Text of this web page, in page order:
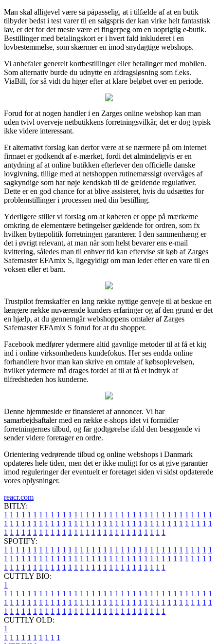
Man skal alligevel være så påpasselig, at i tilfælde af at en butik
tilbyder bedst i test varer til en salgspris der kan virke helt fantastisk
lav, er det for det meste være et fingerpeg om en uoprigtig e-butik.
Bestillinger med betalingskort er i hvert fald inkluderet i en
lovbestemmelse, som skærmer en imod snydagtige webshops.
Vi anbefaler generelt kortbestillinger eller betalinger med mobilen.
Som alternativ burde du udnytte en afdragsløsning som f.eks.
ViaBill, for så vidt du higer efter at klare beløbet over en periode.
Forud for at nogen handler i en Zarges online webshop kan man
uden tvivl overveje netbutikkens forretningsvilkår, det er dog typisk
ikke videre interessant.
Et alternativt forslag kan derfor være at se nærmere på om internet
firmaet er godkendt af e-mærket, fordi det almindeligvis er en
antydning af at online butikken efterlever den officielle danske
lovgivning, tillige med at netshoppen rutinemæssigt overvåges af
sagkyndige som har nøje kendskab til de gældende regulativer.
Dette er en god chance for at blive assisteret, hvis du udsættes for
problemstillinger i processen med din bestilling.
Yderligere stiller vi forslag om at køberen er oppe på mærkerne
omkring de elementære betingelser gældende for ordren, som fx
hvilken byttepolitik forretningen garanterer. I den sammenhæng er
det i øvrigt relevant, at man når som helst bevarer ens e-mail
kvittering, således man til enhver tid kan eftervise sit køb af Zarges
Safemaster EFAmix S, ligegyldigt om man leder efter en vare til en
voksen eller et barn.
Trustpilot fremskaffer en lang række nyttige genveje til at beskue en
længere række nuværende kunders erfaringer og af den grund er det
en hjælp, at du gennemgår webshoppens omtaler af Zarges
Safemaster EFAmix S forud for at du shopper.
Facebook medfører ydermere altid gavnlige metoder til at få et kig
ind i online virksomhedens kundefokus. Her ses endda online
forhandlere hvor man kan skrive en omtale af købsoplevelsen,
hvilket ydermere må drages fordel af til at få et indtryk af
tilfredsheden hos kunderne.
Denne hjemmeside er finansieret af annoncer. Vi har
samarbejdsaftaler med en række e-shops idet vi formidler
forretningernes tilbud, og får godtgørelse ifald den besøgende vi
sender videre foretager en ordre.
Orientering vedrørende tilbud og online webshops i Danmark
opdateres hele tiden, men det er ikke muligt for os at give garantier
imod reguleringer der eventuelt er foretaget siden vi sidst opdaterede
vores oplysninger.
reacr.com
BITLY:
1 1 1 1 1 1 1 1 1 1 1 1 1 1 1 1 1 1 1 1 1 1 1 1 1 1 1 1 1 1 1 1 1 1 1 1
1 1 1 1 1 1 1 1 1 1 1 1 1 1 1 1 1 1 1 1 1 1 1 1 1 1 1 1 1 1 1 1 1 1 1 1
1 1 1 1 1 1 1 1 1 1 1 1 1 1 1 1 1 1 1 1 1 1 1 1 1 1 1 1
SPOTIFY:
1 1 1 1 1 1 1 1 1 1 1 1 1 1 1 1 1 1 1 1 1 1 1 1 1 1 1 1 1 1 1 1 1 1 1 1
1 1 1 1 1 1 1 1 1 1 1 1 1 1 1 1 1 1 1 1 1 1 1 1 1 1 1 1 1 1 1 1 1 1 1 1
1 1 1 1 1 1 1 1 1 1 1 1 1 1 1 1 1 1 1 1 1 1 1 1 1 1 1 1
CUTTLY BIO:
1
1 1 1 1 1 1 1 1 1 1 1 1 1 1 1 1 1 1 1 1 1 1 1 1 1 1 1 1 1 1 1 1 1 1 1 1
1 1 1 1 1 1 1 1 1 1 1 1 1 1 1 1 1 1 1 1 1 1 1 1 1 1 1 1 1 1 1 1 1 1 1 1
1 1 1 1 1 1 1 1 1 1 1 1 1 1 1 1 1 1 1 1 1 1 1 1 1 1 1 1
CUTTLY OLD:
1
1 1 1 1 1 1 1 1 1 1